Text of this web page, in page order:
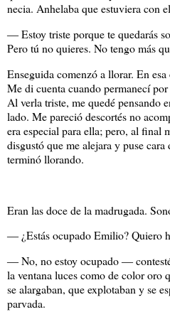
necia. Anhelaba que estuviera con
― Estoy triste porque te quedarás
Pero tú no quieres. No tengo más
Enseguida comenzó a llorar. En
Me di cuenta cuando permanecí
Al verla triste, me quedé pensando
lado. Me pareció descortés no
era especial para ella; pero, al final
disgustó que me alejara y puse
terminó llorando.
Eran las doce de la madrugada.
― ¿Estás ocupado Emilio? Quiero
― No, no estoy ocupado ―
la ventana luces como de color oro
se alargaban, que explotaban y se
parvada.